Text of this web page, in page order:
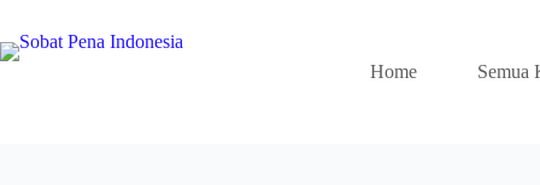
content
Home
Semua